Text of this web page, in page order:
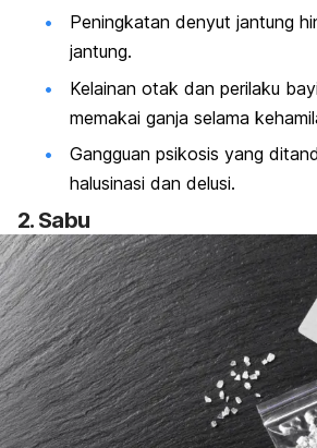
Peningkatan denyut jantung
jantung.
Kelainan otak dan perilaku
memakai ganja selama
Gangguan psikosis yang
halusinasi dan delusi.
2. Sabu